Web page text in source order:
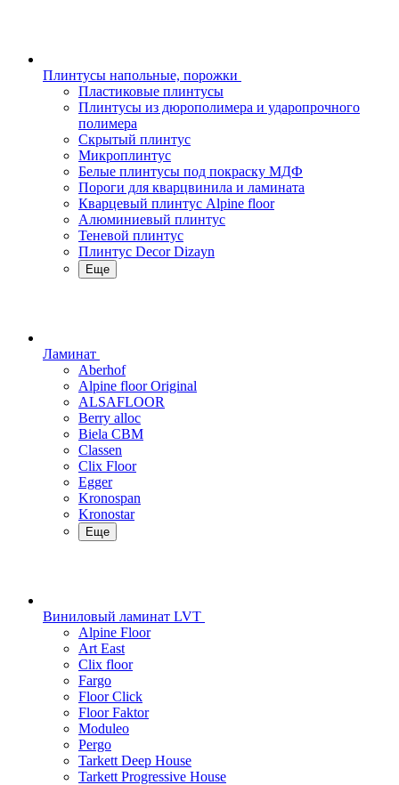
Плинтусы напольные, порожки
Пластиковые плинтусы
Плинтусы из дюрополимера и ударопрочного
полимера
Скрытый плинтус
Микроплинтус
Белые плинтусы под покраску МДФ
Пороги для кварцвинила и ламината
Кварцевый плинтус Alpine floor
Алюминиевый плинтус
Теневой плинтус
Плинтус Decor Dizayn
Еще
Ламинат
Aberhof
Alpine floor Original
ALSAFLOOR
Berry alloc
Biela CBM
Classen
Clix Floor
Egger
Kronospan
Kronostar
Еще
Виниловый ламинат LVT
Alpine Floor
Art East
Clix floor
Fargo
Floor Click
Floor Faktor
Moduleo
Pergo
Tarkett Deep House
Tarkett Progressive House